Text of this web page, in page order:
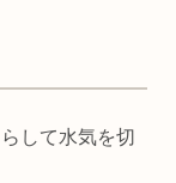
して水気を切